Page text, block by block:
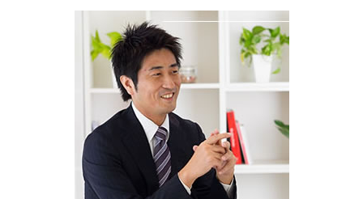
相続 登記
相続 土地
相続 税金対策
税務調査 税理士
相続税 海外
国際税務 税理士
国際税務 相談 個人
国際税務 事前準備
海外 送金 贈与税
租税条約
外国 税額 控除 ふるさと 納税
外国子会社合算税制 外税控除
目黒区 会社設立後 支援
渋谷区 顧問税理士
新宿区 節税対策
新宿区 相続対策
目黒区 国際税務 税制
渋谷区 一般税務
新宿区 会社設立
目黒区 相続対策
渋谷区 起業支援
渋谷区 国際税務相談